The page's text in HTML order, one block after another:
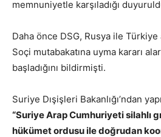
memnuniyetle karşıladığı
Daha önce DSG, Rusya ile Türkiye
Soçi mutabakatına uyma kararı
başladığını bildirmişti.
Suriye Dışişleri Bakanlığı’ndan
“Suriye Arap Cumhuriyeti silahlı
hükümet ordusu ile doğrudan